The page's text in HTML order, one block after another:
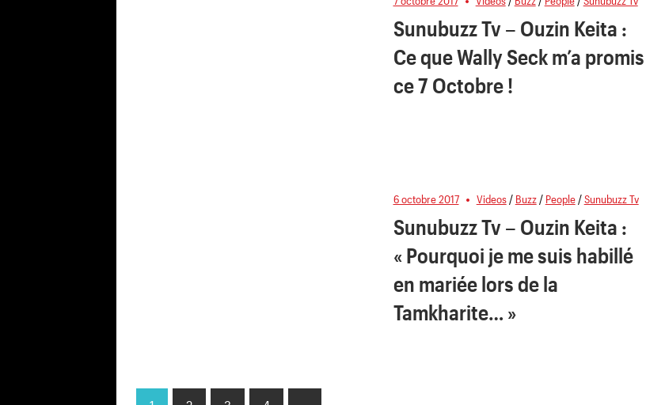
Sunubuzz Tv – Ouzin Keita :
Ce que Wally Seck m’a promis
ce 7 Octobre !
6 octobre 2017 Videos/ Buzz/ People/Sunubuzz Tv
Sunubuzz Tv – Ouzin Keita :
« Pourquoi je me suis habillé
en mariée lors de la
Tamkharite… »